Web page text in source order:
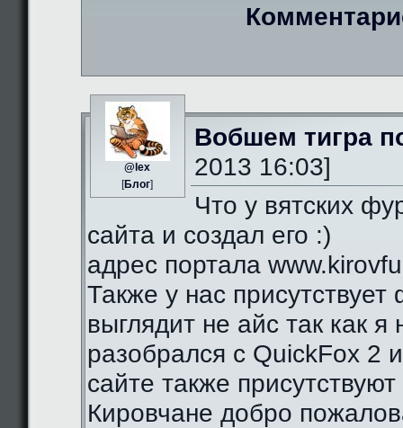
@lex
[Блог]
Вобшем тигра
2013 16:03]
Что у вятских
сайта и создал его :)
адрес портала
Также у нас
выглядит не айс так как я
разобрался с QuickFox 2
сайте также присутствуют
Кировчане добро